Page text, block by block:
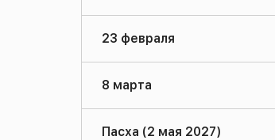
23 февраля
8 марта
Пасха (2 мая 2027)